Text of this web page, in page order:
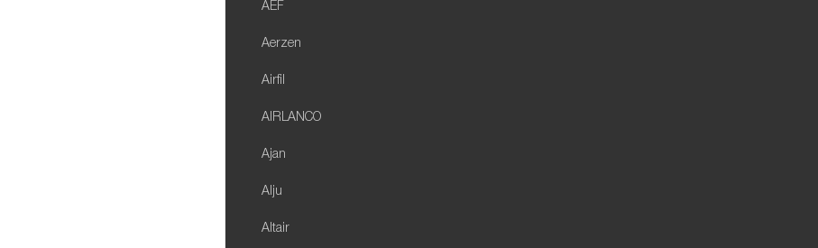
AEF
Aerzen
Airfil
AIRLANCO
Ajan
Alju
Altair